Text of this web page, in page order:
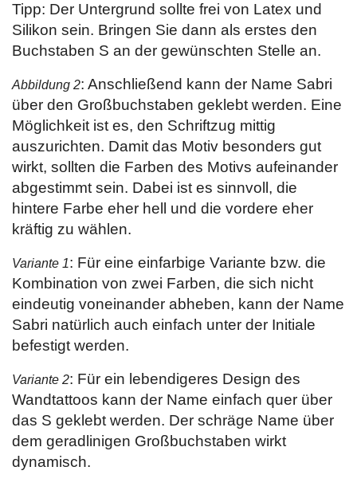
Tipp: Der Untergrund sollte frei von Latex und
Silikon sein. Bringen Sie dann als erstes den
Buchstaben S an der gewünschten Stelle an.
Abbildung 2: Anschließend kann der Name Sabri
über den Großbuchstaben geklebt werden. Eine
Möglichkeit ist es, den Schriftzug mittig
auszurichten. Damit das Motiv besonders gut
wirkt, sollten die Farben des Motivs aufeinander
abgestimmt sein. Dabei ist es sinnvoll, die
hintere Farbe eher hell und die vordere eher
kräftig zu wählen.
Variante 1: Für eine einfarbige Variante bzw. die
Kombination von zwei Farben, die sich nicht
eindeutig voneinander abheben, kann der Name
Sabri natürlich auch einfach unter der Initiale
befestigt werden.
Variante 2: Für ein lebendigeres Design des
Wandtattoos kann der Name einfach quer über
das S geklebt werden. Der schräge Name über
dem geradlinigen Großbuchstaben wirkt
dynamisch.